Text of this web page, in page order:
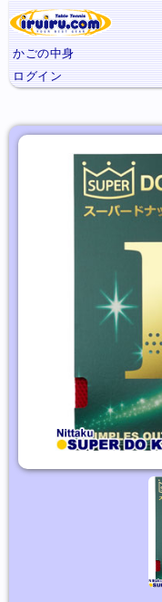
かごの中身
ログイン